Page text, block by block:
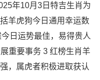
年10月3日特吉生肖为
羊虎狗今日通用幸运数
日运势最佳，易得贵人
重要事务 3 红榜生肖羊
，属虎者积极进取获认